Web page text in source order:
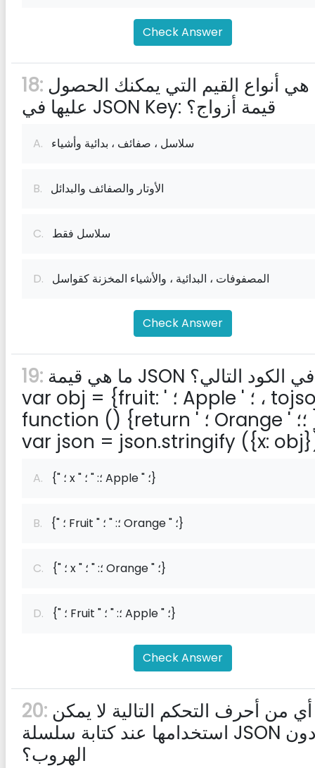
Check Answer
18:
عليها في JSON Key: قيمة أزواج؟
A. سلاسل ، صفائف ، بدائية وأشياء
B. الأوتار والصفائف والبدائل
C. سلاسل فقط
D. المصفوفات ، البدائية ، والأشياء المخزنة كقواسل
Check Answer
19:
var obj = {fruit: ' ؛ Apple ' ؛ ، tojson:
function () {return ' ؛ Orange ' ؛؛ }} ؛
A. {" ؛ x " ؛: " ؛ Apple " ؛}
B. {" ؛ Fruit " ؛: " ؛ Orange " ؛}
C. {" ؛ x " ؛: " ؛ Orange " ؛}
D. {" ؛ Fruit " ؛: " ؛ Apple " ؛}
Check Answer
20:
استخدامها عند كتابة سلسلة JSON دون
الهروب؟